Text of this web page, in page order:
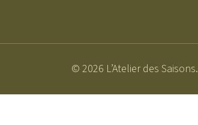
© 2026 L’Atelier des Saisons.